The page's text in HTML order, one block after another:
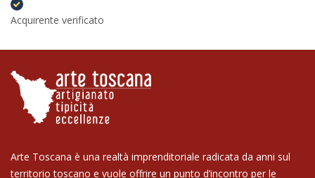
Acquirente verificato
Arte Toscana è una realtà imprenditoriale radicata da anni sul
territorio toscano e vuole offrire un punto d’incontro per le